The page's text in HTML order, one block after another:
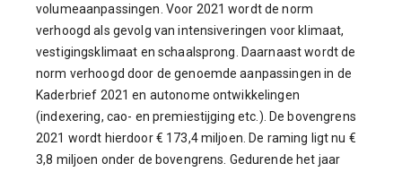
volumeaanpassingen. Voor 2021 wordt de norm
verhoogd als gevolg van intensiveringen voor klimaat,
vestigingsklimaat en schaalsprong. Daarnaast wordt de
norm verhoogd door de genoemde aanpassingen in de
Kaderbrief 2021 en autonome ontwikkelingen
(indexering, cao- en premiestijging etc.). De bovengrens
2021 wordt hierdoor € 173,4 miljoen. De raming ligt nu €
3,8 miljoen onder de bovengrens. Gedurende het jaar